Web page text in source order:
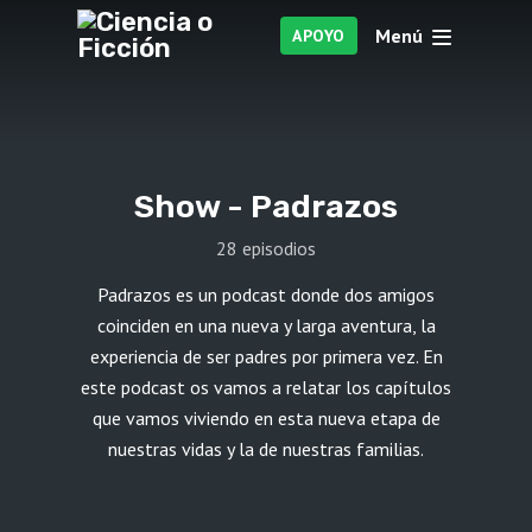
APOYO Menú
Show - Padrazos
28 episodios
Padrazos es un podcast donde dos amigos
coinciden en una nueva y larga aventura, la
experiencia de ser padres por primera vez. En
este podcast os vamos a relatar los capítulos
que vamos viviendo en esta nueva etapa de
nuestras vidas y la de nuestras familias.